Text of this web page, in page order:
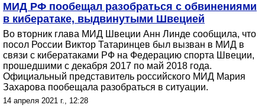
МИД РФ пообещал разобраться с обвинениями
в кибератаке, выдвинутыми Швецией
Во вторник глава МИД Швеции Анн Линде сообщила, что
посол России Виктор Татаринцев был вызван в МИД в
связи с кибератаками РФ на Федерацию спорта Швеции,
прошедшими с декабря 2017 по май 2018 года.
Официальный представитель российского МИД Мария
Захарова пообещала разобраться в ситуации.
14 апреля 2021 г., 12:28